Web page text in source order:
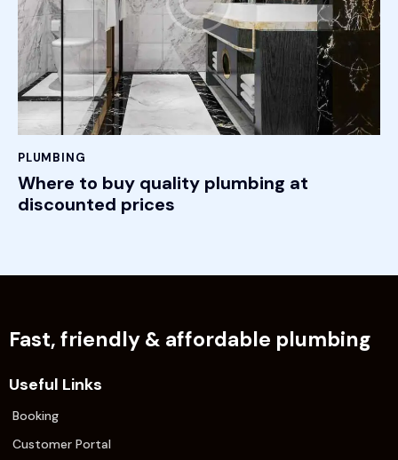
PLUMBING
Where to buy quality plumbing at
discounted prices
Fast, friendly & affordable plumbing
Useful Links
Booking
Customer Portal